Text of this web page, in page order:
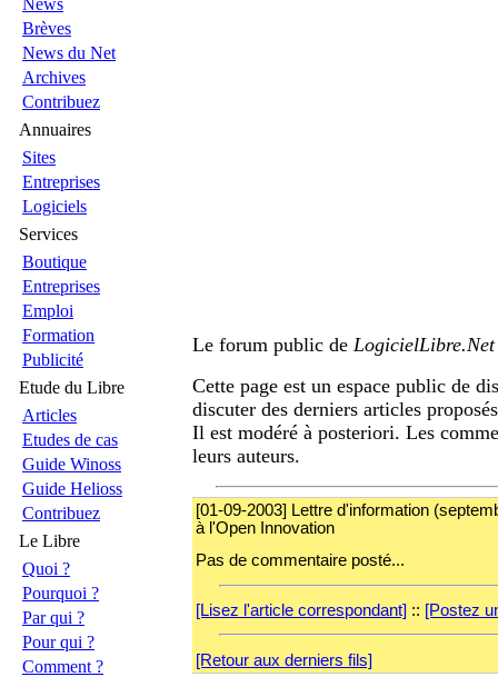
News
Brèves
News du Net
Archives
Contribuez
Annuaires
Sites
Entreprises
Logiciels
Services
Boutique
Entreprises
Emploi
Formation
Publicité
Etude du Libre
Articles
Etudes de cas
Guide Winoss
Guide Helioss
Contribuez
Le Libre
Quoi ?
Pourquoi ?
Par qui ?
Pour qui ?
Comment ?
Le forum public de LogicielLibre.Net
Cette page est un espace public de
discuter des derniers articles
Il est modéré à posteriori. Les
leurs auteurs.
[01-09-2003] Lettre d'information
à l'Open Innovation
Pas de commentaire posté...
[Lisez l'article correspondant] :: [Postez
[Retour aux derniers fils]